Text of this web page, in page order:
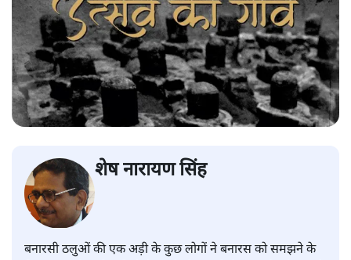
शेष नारायण सिंह
बनारसी ठलुओं की एक अड़ी के कुछ लोगों ने बनारस को समझने के